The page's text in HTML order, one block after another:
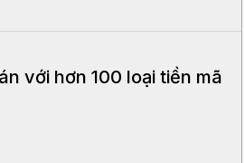
với hơn 100 loại tiền mã